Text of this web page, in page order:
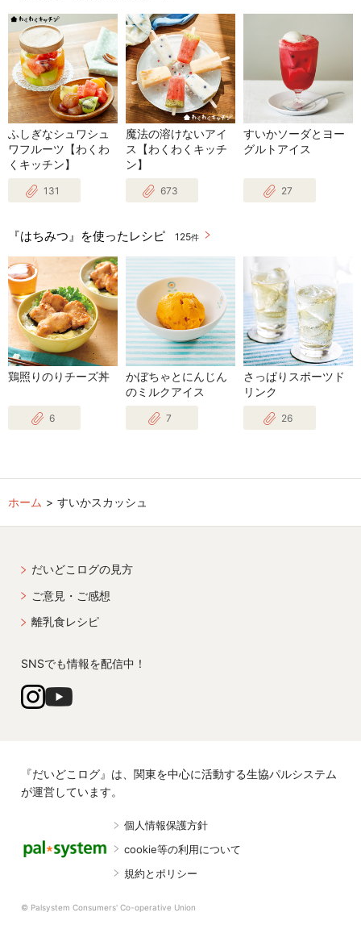
ふしぎなシュワシュ
ワフルーツ【わくわ
くキッチン】
131
魔法の溶けないアイ
ス【わくわくキッチ
ン】
673
すいかソーダとヨー
グルトアイス
27
『はちみつ』を使ったレシピ 125件
鶏照りのりチーズ丼
6
かぼちゃとにんじん
のミルクアイス
7
さっぱりスポーツド
リンク
26
ホーム すいかスカッシュ
だいどこログの見方
ご意見・ご感想
離乳食レシピ
SNSでも情報を配信中！
『だいどこログ』は、関東を中心に活動する生協パルシステム
が運営しています。
個人情報保護方針
cookie等の利用について
規約とポリシー
© Palsystem Consumers' Co-operative Union